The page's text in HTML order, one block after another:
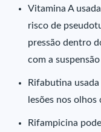
Vitamina A
risco de
pressão dentro
com a
Rifabutina
lesões nos olhos
Rifampicina